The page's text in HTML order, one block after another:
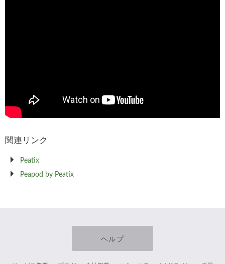
関連リンク
Peatix
Peapod by Peatix
ヘルプ